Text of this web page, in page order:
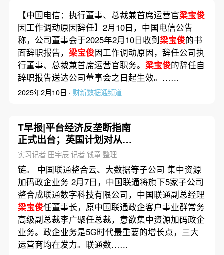
【中国电信：执行董事、总裁兼首席运营官梁宝俊
因工作调动原因辞任】2月10日，中国电信公告
称，公司董事会于2025年2月10日收到梁宝俊的书
面辞职报告， 梁宝俊因工作调动原因，辞任公司执
行董事、总裁兼首席运营官职务。 梁宝俊的辞任自
辞职报告送达公司董事会之日起生效。……
2025年2月10日 · 财新数据通频道
T早报|平台经济反垄断指南
正式出台；英国计划对从疫
情中获利的科技公司征税；
抖音诉腾讯涉嫌垄断立案
实习记者 田宇辰 记者 钱童 整理
链。 中国联通整合云、大数据等子公司 集中资源
加码政企业务 2月7日，中国联通将旗下5家子公司
整合成联通数字科技有限公司，中国联通副总经理
梁宝俊任董事长，原中国联通政企客户事业群常务
高级副总裁李广聚任总裁，意欲集中资源加码政企
业务。政企业务是5G时代最重要的增长点，三大
运营商均在发力。联通数……